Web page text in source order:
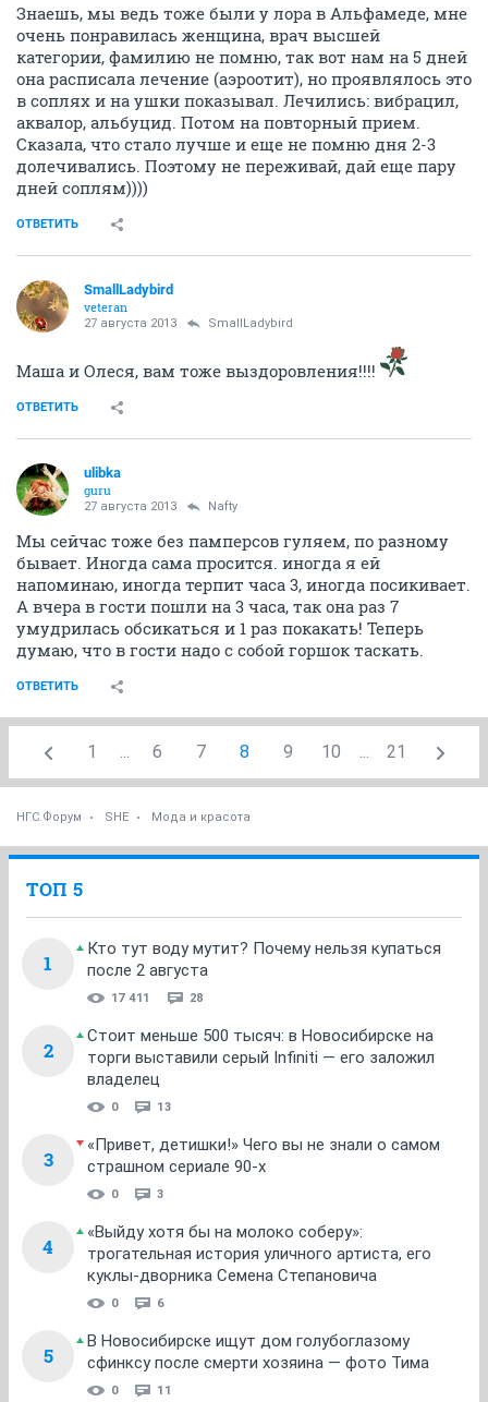
Знаешь, мы ведь тоже были у лора в Альфамеде, мне
очень понравилась женщина, врач высшей
категории, фамилию не помню, так вот нам на 5 дней
она расписала лечение (аэроотит), но проявлялось это
в соплях и на ушки показывал. Лечились: вибрацил,
аквалор, альбуцид. Потом на повторный прием.
Сказала, что стало лучше и еще не помню дня 2-3
долечивались. Поэтому не переживай, дай еще пару
дней соплям))))
ОТВЕТИТЬ
SmallLadybird
veteran
27 августа 2013 SmallLadybird
Маша и Олеся, вам тоже выздоровления!!!!
ОТВЕТИТЬ
ulibka
guru
27 августа 2013 Nafty
Мы сейчас тоже без памперсов гуляем, по разному
бывает. Иногда сама просится. иногда я ей
напоминаю, иногда терпит часа 3, иногда посикивает.
А вчера в гости пошли на 3 часа, так она раз 7
умудрилась обсикаться и 1 раз покакать! Теперь
думаю, что в гости надо с собой горшок таскать.
ОТВЕТИТЬ
1 ... 6 7 8 9 10 ... 21
НГС.Форум SHE Мода и красота
ТОП 5
1
Кто тут воду мутит? Почему нельзя купаться
после 2 августа
17 411 28
2
Стоит меньше 500 тысяч: в Новосибирске на
торги выставили серый Infiniti — его заложил
владелец
0 13
3
«Привет, детишки!» Чего вы не знали о самом
страшном сериале 90-х
0 3
4
«Выйду хотя бы на молоко соберу»:
трогательная история уличного артиста, его
куклы-дворника Семена Степановича
0 6
5
В Новосибирске ищут дом голубоглазому
сфинксу после смерти хозяина — фото Тима
0 11